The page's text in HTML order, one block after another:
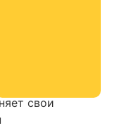
и
свои